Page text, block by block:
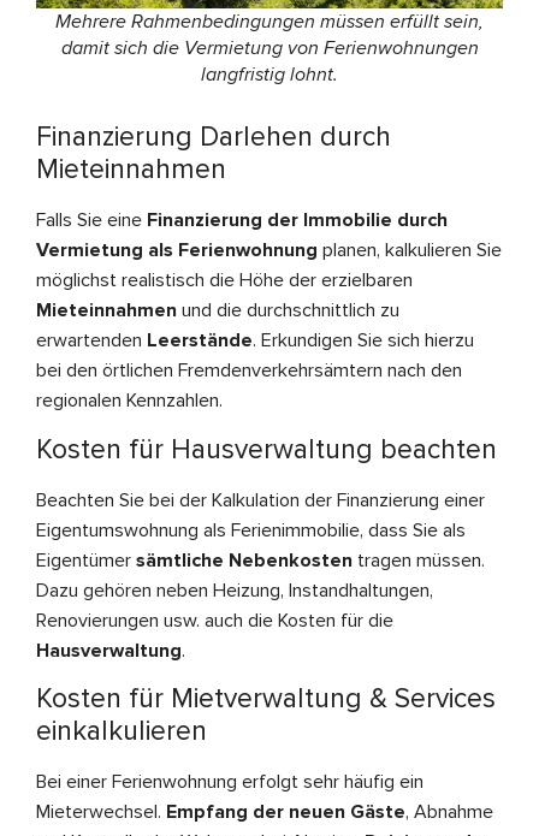
Mehrere Rahmenbedingungen müssen erfüllt sein,
damit sich die Vermietung von Ferienwohnungen
langfristig lohnt.
Finanzierung Darlehen durch
Mieteinnahmen
Falls Sie eine Finanzierung der Immobilie durch
Vermietung als Ferienwohnung planen, kalkulieren Sie
möglichst realistisch die Höhe der erzielbaren
Mieteinnahmen und die durchschnittlich zu
erwartenden Leerstände. Erkundigen Sie sich hierzu
bei den örtlichen Fremdenverkehrsämtern nach den
regionalen Kennzahlen.
Kosten für Hausverwaltung beachten
Beachten Sie bei der Kalkulation der Finanzierung einer
Eigentumswohnung als Ferienimmobilie, dass Sie als
Eigentümer sämtliche Nebenkosten tragen müssen.
Dazu gehören neben Heizung, Instandhaltungen,
Renovierungen usw. auch die Kosten für die
Hausverwaltung.
Kosten für Mietverwaltung & Services
einkalkulieren
Bei einer Ferienwohnung erfolgt sehr häufig ein
Mieterwechsel. Empfang der neuen Gäste, Abnahme